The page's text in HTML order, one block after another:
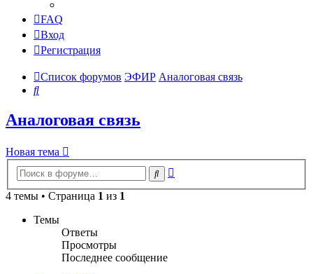
FAQ
Вход
Регистрация
Список форумов ЭФИР Аналоговая связь
Поиск
Аналоговая связь
Новая тема
Поиск
4 темы • Страница 1 из 1
Темы
Ответы
Просмотры
Последнее сообщение